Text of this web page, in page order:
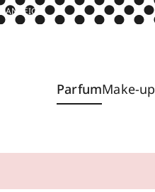
ANZEIGE
ParfumMake-up